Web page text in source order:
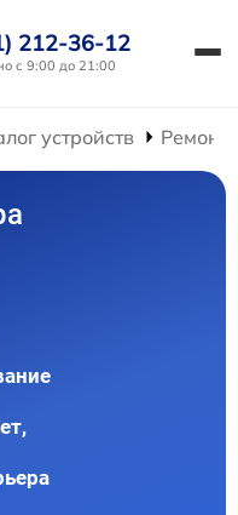
212-36-12
с 9:00 до 21:00
устройств Ремонт